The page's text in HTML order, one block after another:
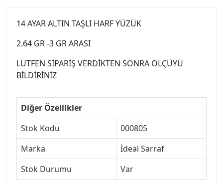
14 AYAR ALTIN TAŞLI HARF YÜZÜK
2.64 GR -3 GR ARASI
LÜTFEN SİPARİŞ VERDİKTEN SONRA ÖLÇÜYÜ
BİLDİRİNİZ
Diğer Özellikler
Stok Kodu
000805
Marka
İdeal Sarraf
Stok Durumu
Var